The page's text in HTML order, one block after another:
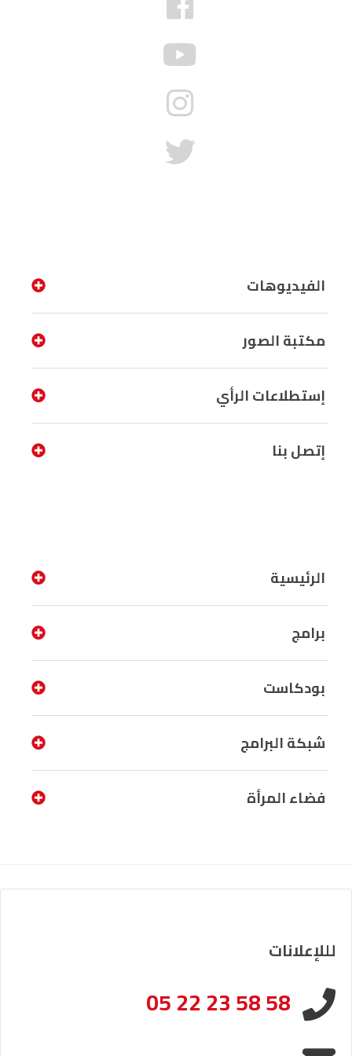
الفيديوهات
مكتبة الصور
إستطلاعات الرأي
إتصل بنا
الرئيسية
برامج
بودكاست
شبكة البرامج
فضاء المرأة
لللإعلانات
05 22 23 58 58